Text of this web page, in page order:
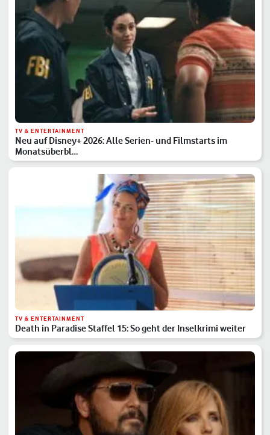
TV & ENTERTAINMENT
Neu auf Disney+ 2026: Alle Serien- und Filmstarts im
Monatsüberbl…
TV & ENTERTAINMENT
Death in Paradise Staffel 15: So geht der Inselkrimi weiter